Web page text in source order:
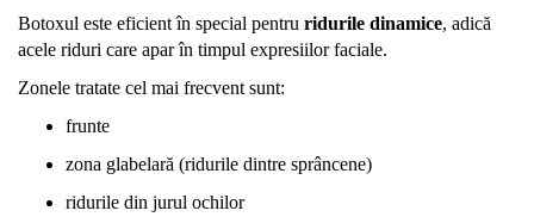
Botoxul este eficientîn special pentru ridurile dinamice, adică
acele riduri care aparîn timpul expresiilorfaciale.
Zonele tratate cel mai frecvent sunt:
frunte
zona glabelară (ridurile dintre sprâncene)
ridurile din jurul ochilor